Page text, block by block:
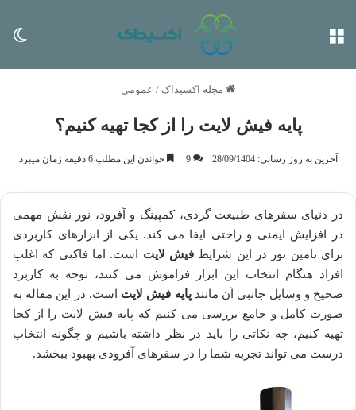
مجله اکسیداک / عمومی
پایه فیش لایت را از کجا تهیه کنیم؟
آخرین به روز رسانی: 28/09/1404 9 خواندن این مطلب 6 دقیقه زمان میبرد
در دنیای سفرهای طبیعت گردی، کمپینگ و آفرود، نور نقش مهمی
در افزایش ایمنی و راحتی ایفا می کند. یکی از ابزارهای کاربردی
برای تامین نور در این شرایط فیش لایت است. اما فاکتی که اغلب
افراد هنگام انتخاب این ابزار فراموش می کنند، توجه به کاربرد
صحیح و وسایل جانبی آن مانندپایه فیش لایت است. در این مقاله به
صورت کامل و جامع بررسی می کنیم که پایه فیش لایت را از کجا
تهیه کنیم، چه نکاتی را باید در نظر داشته باشیم و چگونه انتخاب
درست می تواند تجربه شما را در سفرهای آفرودی بهبود ببخشد.